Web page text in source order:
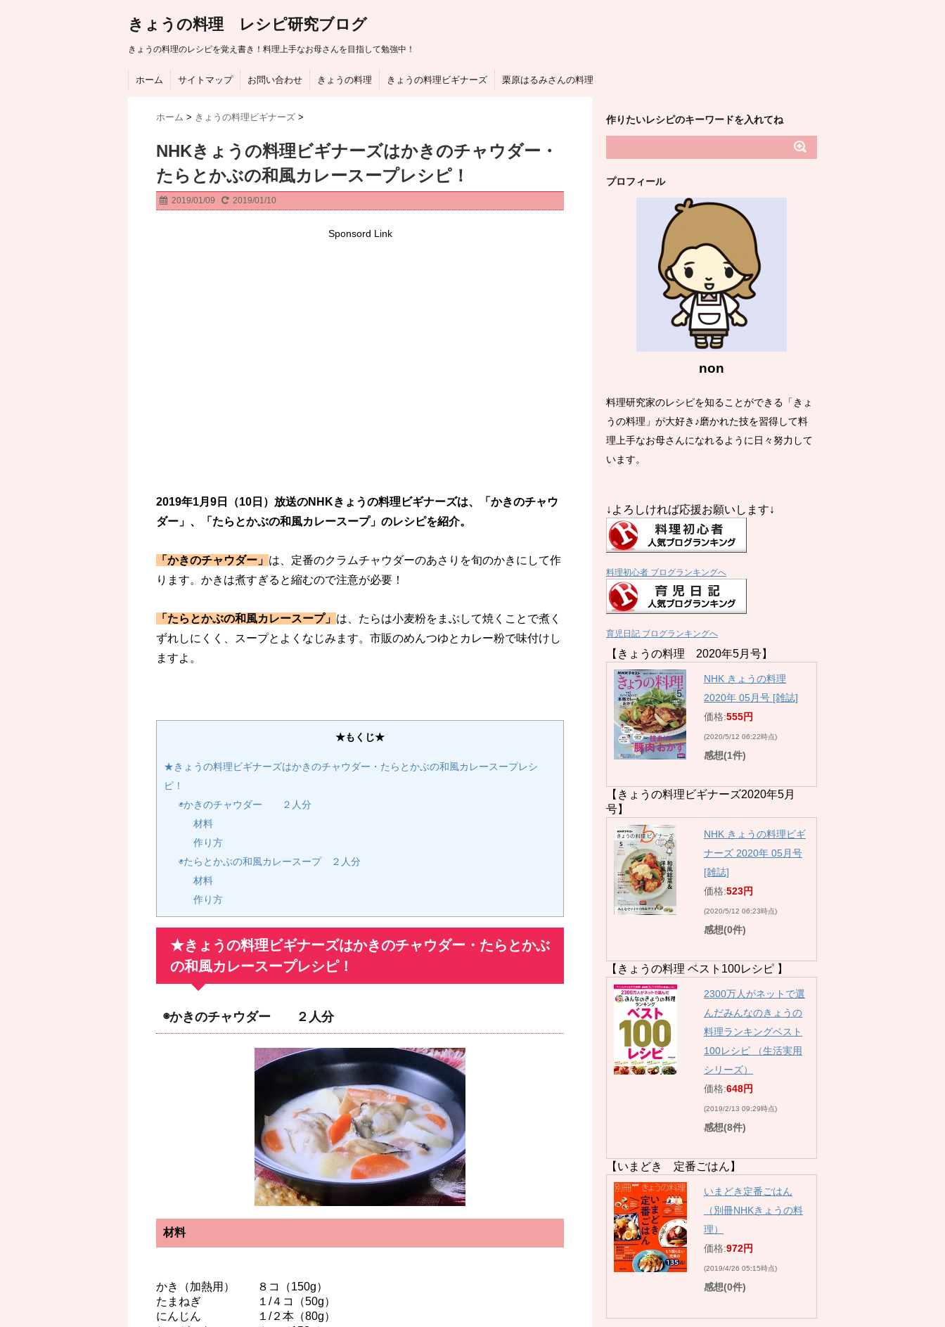
きょうの料理 レシピ研究ブログ
きょうの料理のレシピを覚え書き！料理上手なお母さんを目指して勉強中！
ホーム サイトマップ お問い合わせ きょうの料理 きょうの料理ビギナーズ 栗原はるみさんの料理
ホーム > きょうの料理ビギナーズ >
NHKきょうの料理ビギナーズはかきのチャウダー・
たらとかぶの和風カレースープレシピ！
2019/01/09 2019/01/10
Sponsord Link
2019年1月9日（10日）放送のNHKきょうの料理ビギナーズは、「かきのチャウ
ダー」、「たらとかぶの和風カレースープ」のレシピを紹介。
「かきのチャウダー」 は、定番のクラムチャウダーのあさりを旬のかきにして作
ります。かきは煮すぎると縮むので注意が必要！
「たらとかぶの和風カレースープ」 は、たらは小麦粉をまぶして焼くことで煮く
ずれしにくく、スープとよくなじみます。市販のめんつゆとカレー粉で味付けし
ますよ。
★もくじ★
★きょうの料理ビギナーズはかきのチャウダー・たらとかぶの和風カレースープレシ
ピ！
◉かきのチャウダー ２人分
材料
作り方
◉たらとかぶの和風カレースープ ２人分
材料
作り方
★きょうの料理ビギナーズはかきのチャウダー・たらとかぶ
の和風カレースープレシピ！
◉かきのチャウダー ２人分
材料
かき（加熱用） ８コ（150g）
たまねぎ １/４コ（50g）
にんじん １/２本（80g）
作りたいレシピのキーワードを入れてね
プロフィール
non
料理研究家のレシピを知ることができる「きょ
うの料理」が大好き♪磨かれた技を習得して料
理上手なお母さんになれるように日々努力して
います。
↓よろしければ応援お願いします↓
料理初心者 ブログランキングへ
育児日記 ブログランキングへ
【きょうの料理 2020年5月号】
NHK きょうの料理
2020年 05月号 [雑誌]
価格:555円
(2020/5/12 06:22時点)
感想(1件)
【きょうの料理ビギナーズ2020年5月
号】
NHK きょうの料理ビギ
ナーズ 2020年 05月号
[雑誌]
価格:523円
(2020/5/12 06:23時点)
感想(0件)
【きょうの料理 ベスト100レシピ 】
2300万人がネットで選
んだみんなのきょうの
料理ランキングベスト
100レシピ （生活実用
シリーズ）
価格:648円
(2019/2/13 09:29時点)
感想(8件)
【いまどき 定番ごはん】
いまどき定番ごはん
（別冊NHKきょうの料
理）
価格:972円
(2019/4/26 05:15時点)
感想(0件)